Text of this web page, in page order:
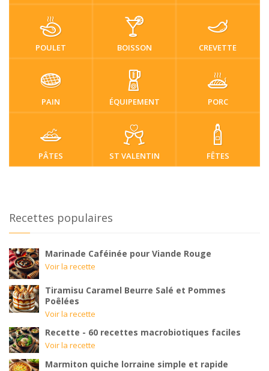
POULET BOISSON CREVETTE
PAIN ÉQUIPEMENT PORC
PÂTES ST VALENTIN FÊTES
Recettes populaires
Marinade Caféinée pour Viande Rouge
Voir la recette
Tiramisu Caramel Beurre Salé et Pommes
Poêlées
Voir la recette
Recette - 60 recettes macrobiotiques faciles
Voir la recette
Marmiton quiche lorraine simple et rapide